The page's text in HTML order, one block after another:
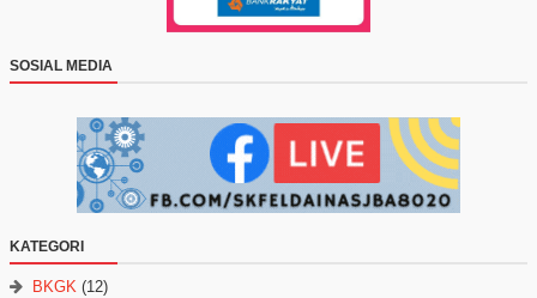
SOSIAL MEDIA
KATEGORI
BKGK (12)